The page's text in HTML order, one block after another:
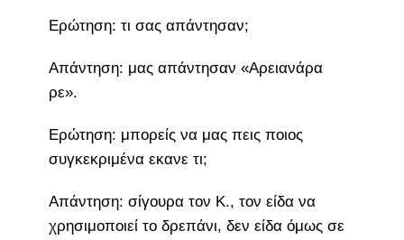
Ερώτηση: τι σας απάντησαν;
Απάντηση: μας απάντησαν «Αρειανάρα
ρε».
Ερώτηση: μπορείς να μας πεις ποιος
συγκεκριμένα εκανε τι;
Απάντηση: σίγουρα τον Κ., τον είδα να
χρησιμοποιεί το δρεπάνι, δεν είδα όμως σε